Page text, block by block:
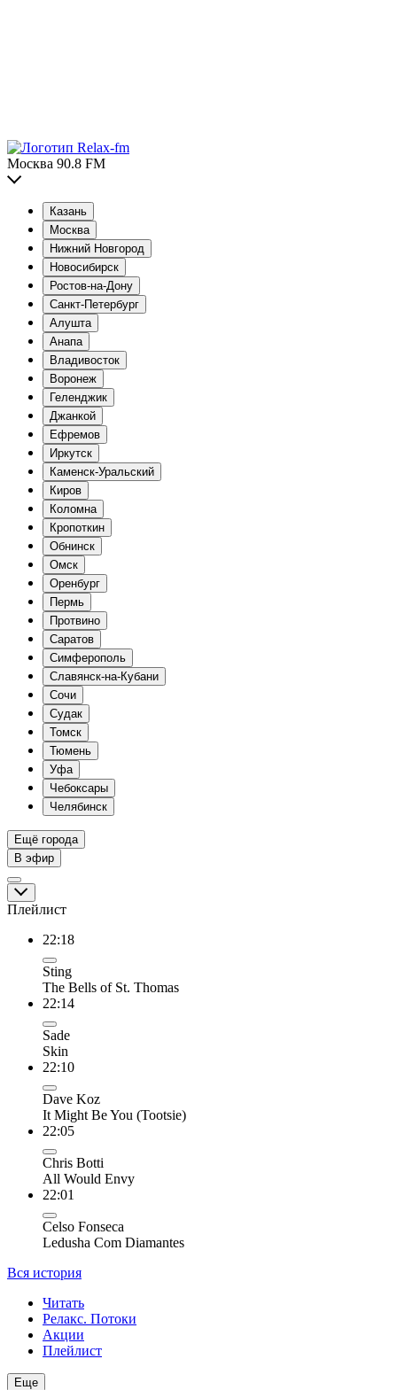
Москва 90.8 FM
Казань
Москва
Нижний Новгород
Новосибирск
Ростов-на-Дону
Санкт-Петербург
Алушта
Анапа
Владивосток
Воронеж
Геленджик
Джанкой
Ефремов
Иркутск
Каменск-Уральский
Киров
Коломна
Кропоткин
Обнинск
Омск
Оренбург
Пермь
Протвино
Саратов
Симферополь
Славянск-на-Кубани
Сочи
Судак
Томск
Тюмень
Уфа
Чебоксары
Челябинск
Ещё города
В эфир
Плейлист
22:18
Sting
The Bells of St. Thomas
22:14
Sade
Skin
22:10
Dave Koz
It Might Be You (Tootsie)
22:05
Chris Botti
All Would Envy
22:01
Celso Fonseca
Ledusha Com Diamantes
Вся история
Читать
Релакс. Потоки
Акции
Плейлист
Еще